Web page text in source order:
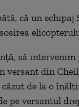
că un echipaj
să intervenim
versant din
de la o
pe versantul